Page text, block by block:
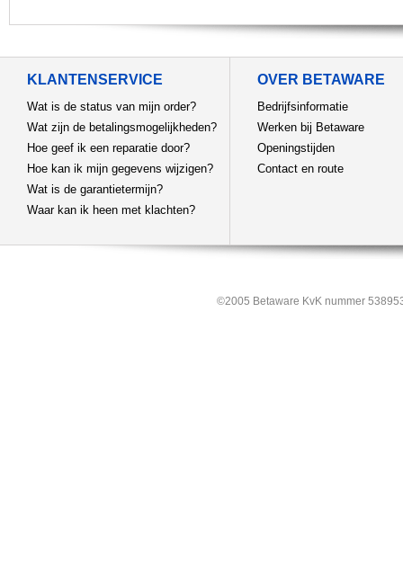
KLANTENSERVICE
Wat is de status van mijn order?
Wat zijn de betalingsmogelijkheden?
Hoe geef ik een reparatie door?
Hoe kan ik mijn gegevens wijzigen?
Wat is de garantietermijn?
Waar kan ik heen met klachten?
OVER BETAWARE
Bedrijfsinformatie
Werken bij Betaware
Openingstijden
Contact en route
©2005 Betaware KvK nummer